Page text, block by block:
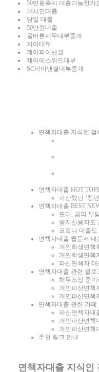
50만원즉시 대출가능한가
24시간대출
당일 대출
50만원대출
올바른재무대부중개
지아대부
케이파이낸셜
제이에스위드대부
SC파이낸셜대부중개
면책자대출 지식인 검
면책자대출 HOT
파산했던 ‘청
면책자대출 BEST
핀다, 금리 부
중저신용자도
코로나 대출
면책자대출 웹문서 내
개인회생면책
개인회생면책
파산면책자 대
면책자대출 관련 블로
채무조정 중
개인파산면책
개인파산면책
면책자대출 관련 카페
파산면책자대
개인파산면책
개인파산면책
추천 링크 안내
면책자대출 지식인